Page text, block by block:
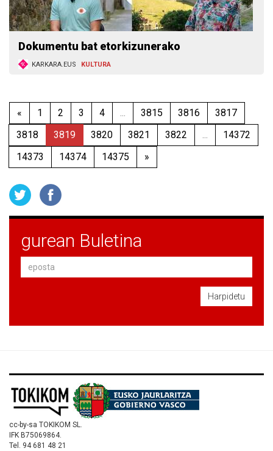
Dokumentu bat etorkizunerako
KARKARA.EUS KULTURA
« 1 2 3 4 ... 3815 3816
3817
3818
3819 3820 3821 3822 ...
14372
14373
14374 14375 »
gurean Buletina
Harpidetu
cc-by-sa TOKIKOM SL.
IFK B75069864.
Tel. 94 681 48 21